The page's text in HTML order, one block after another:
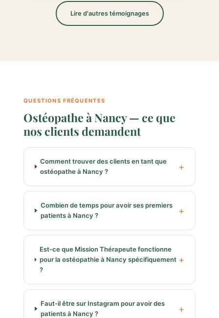
Lire d'autres témoignages
QUESTIONS FRÉQUENTES
Ostéopathe à Nancy — ce que
nos clients demandent
Comment trouver des clients en tant que
ostéopathe à Nancy ?
Combien de temps pour avoir ses premiers
patients à Nancy ?
Est-ce que Mission Thérapeute fonctionne
pour la ostéopathie à Nancy spécifiquement
?
Faut-il être sur Instagram pour avoir des
patients à Nancy ?